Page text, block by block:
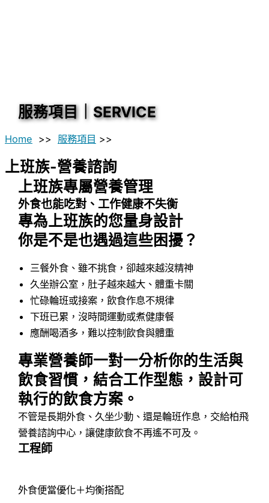
服務項目｜SERVICE
Home >> 服務項目 >>
上班族-營養諮詢
上班族專屬營養管理
外食也能吃對、工作健康不失衡
專為上班族的您量身設計
你是不是也遇過這些困擾？
三餐外食、雖不挑食，卻越來越沒精神
久坐辦公室，肚子越來越大、體重卡關
忙碌輪班或接案，飲食作息不規律
下班已累，沒時間運動或煮健康餐
應酬喝酒多，難以控制飲食與體重
專業營養師一對一分析你的生活與
飲食習慣，結合工作型態，設計可
執行的飲食方案。
不管是長期外食、久坐少動、還是輪班作息，交給柏飛
營養諮詢中心，讓健康飲食不再遙不可及。
工程師
外食便當優化＋均衡搭配